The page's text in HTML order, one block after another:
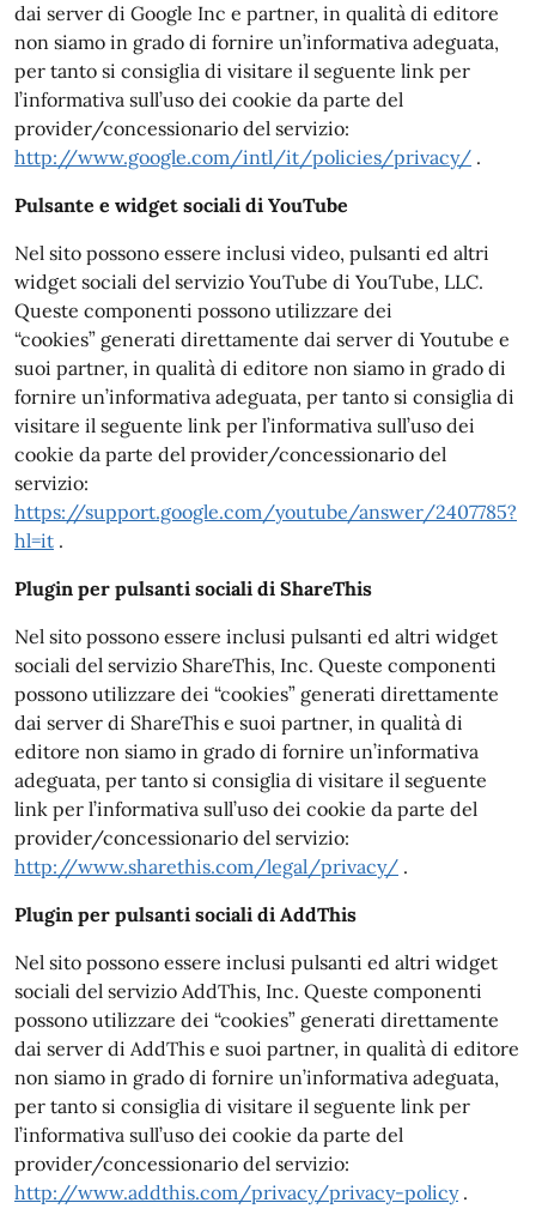
dai server di Google Inc e partner, in qualità di editore
non siamo in grado di fornire un’informativa adeguata,
per tanto si consiglia di visitare il seguente link per
l’informativa sull’uso dei cookie da parte del
provider/concessionario del servizio:
http://www.google.com/intl/it/policies/privacy/ .
Pulsante e widget sociali di YouTube
Nel sito possono essere inclusi video, pulsanti ed altri
widget sociali del servizio YouTube di YouTube, LLC.
Queste componenti possono utilizzare dei
“cookies” generati direttamente dai server di Youtube e
suoi partner, in qualità di editore non siamo in grado di
fornire un’informativa adeguata, per tanto si consiglia di
visitare il seguente link per l’informativa sull’uso dei
cookie da parte del provider/concessionario del
servizio:
https://support.google.com/youtube/answer/2407785?
hl=it .
Plugin per pulsanti sociali di ShareThis
Nel sito possono essere inclusi pulsanti ed altri widget
sociali del servizio ShareThis, Inc. Queste componenti
possono utilizzare dei “cookies” generati direttamente
dai server di ShareThis e suoi partner, in qualità di
editore non siamo in grado di fornire un’informativa
adeguata, per tanto si consiglia di visitare il seguente
link per l’informativa sull’uso dei cookie da parte del
provider/concessionario del servizio:
http://www.sharethis.com/legal/privacy/ .
Plugin per pulsanti sociali di AddThis
Nel sito possono essere inclusi pulsanti ed altri widget
sociali del servizio AddThis, Inc. Queste componenti
possono utilizzare dei “cookies” generati direttamente
dai server di AddThis e suoi partner, in qualità di editore
non siamo in grado di fornire un’informativa adeguata,
per tanto si consiglia di visitare il seguente link per
l’informativa sull’uso dei cookie da parte del
provider/concessionario del servizio:
http://www.addthis.com/privacy/privacy-policy.